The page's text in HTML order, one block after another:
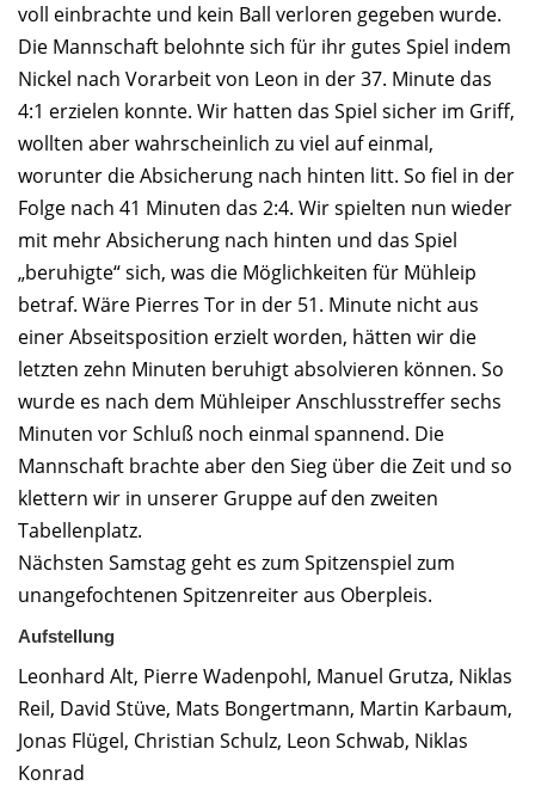
voll einbrachte und kein Ball verloren gegeben wurde.
Die Mannschaft belohnte sich für ihr gutes Spiel indem
Nickel nach Vorarbeit von Leon in der 37. Minute das
4:1 erzielen konnte. Wir hatten das Spiel sicher im Griff,
wollten aber wahrscheinlich zu viel auf einmal,
worunter die Absicherung nach hinten litt. So fiel in der
Folge nach 41 Minuten das 2:4. Wir spielten nun wieder
mit mehr Absicherung nach hinten und das Spiel
„beruhigte“ sich, was die Möglichkeiten für Mühleip
betraf. Wäre Pierres Tor in der 51. Minute nicht aus
einer Abseitsposition erzielt worden, hätten wir die
letzten zehn Minuten beruhigt absolvieren können. So
wurde es nach dem Mühleiper Anschlusstreffer sechs
Minuten vor Schluß noch einmal spannend. Die
Mannschaft brachte aber den Sieg über die Zeit und so
klettern wir in unserer Gruppe auf den zweiten
Tabellenplatz.
Nächsten Samstag geht es zum Spitzenspiel zum
unangefochtenen Spitzenreiter aus Oberpleis.
Aufstellung
Leonhard Alt, Pierre Wadenpohl, Manuel Grutza, Niklas
Reil, David Stüve, Mats Bongertmann, Martin Karbaum,
Jonas Flügel, Christian Schulz, Leon Schwab, Niklas
Konrad